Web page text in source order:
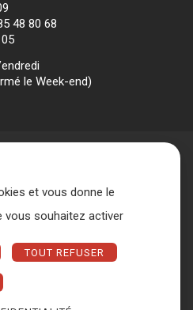
48 80 68
le Week-end)
?
acteurs
et Bureau
et vous donne le
vous souhaitez activer
TOUT REFUSER